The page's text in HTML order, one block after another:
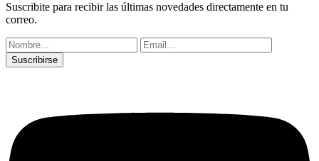
Suscribite para recibir las últimas novedades directamente en tu
correo.
Suscribirse